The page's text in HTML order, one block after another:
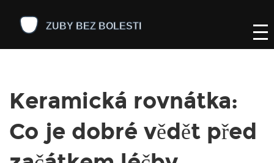
Keramická rovnátka:
Co je dobré vědět před